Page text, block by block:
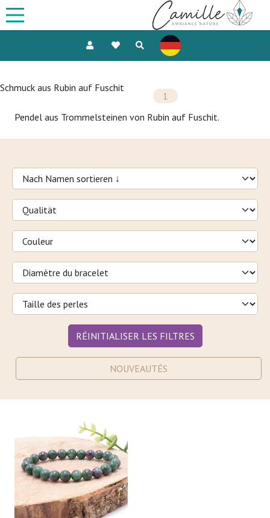
Schmuck aus Rubin auf Fuschit
1
Pendel aus Trommelsteinen von Rubin auf Fuschit.
RÉINITIALISER LES FILTRES
NOUVEAUTÉS